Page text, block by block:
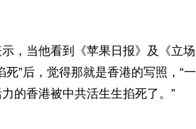
，当他看到《苹果日报》及《立场
死”后，觉得那就是香港的写照，“一
的香港被中共活生生掐死了。”